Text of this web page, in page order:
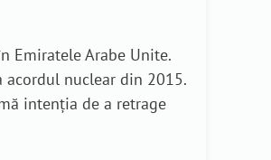
Emiratele Arabe Unite.
acordul nuclear din 2015.
intenția de a retrage